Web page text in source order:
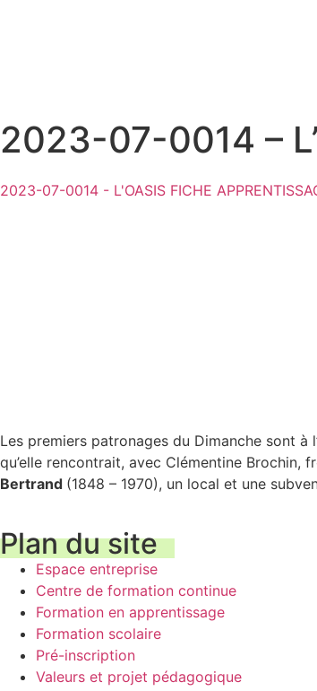
2023-07-0014 –
2023-07-0014 - L'OASIS FICHE
Les premiers patronages du Dimanche sont à
qu’elle rencontrait, avec Clémentine Brochin,
Bertrand (1848 – 1970), un local et une
Plan du site
Espace entreprise
Centre de formation continue
Formation en apprentissage
Formation scolaire
Pré-inscription
Valeurs et projet pédagogique